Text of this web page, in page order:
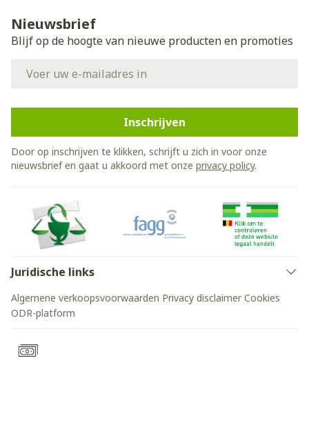
Nieuwsbrief
Blijf op de hoogte van nieuwe producten en promoties
Inschrijven
Door op inschrijven te klikken, schrijft u zich in voor onze
nieuwsbrief en gaat u akkoord met onze privacy policy.
Juridische links
Algemene verkoopsvoorwaarden Privacy disclaimer Cookies
ODR-platform